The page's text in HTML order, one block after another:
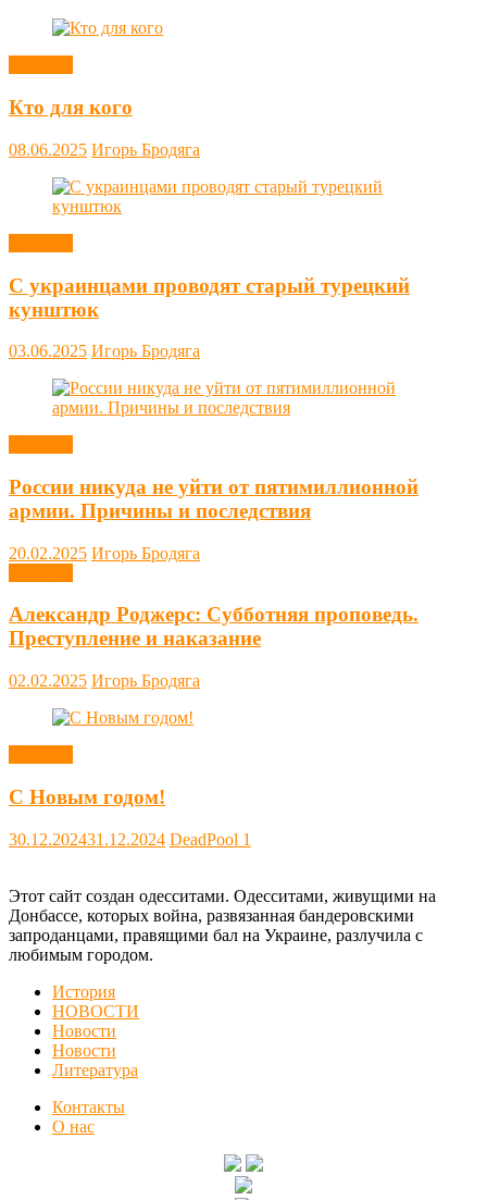
Кто для кого
08.06.2025 Игорь Бродяга
С украинцами проводят старый турецкий
кунштюк
03.06.2025 Игорь Бродяга
России никуда не уйти от пятимиллионной
армии. Причины и последствия
20.02.2025 Игорь Бродяга
Александр Роджерс: Субботняя проповедь.
Преступление и наказание
02.02.2025 Игорь Бродяга
С Новым годом!
30.12.202431.12.2024 DeadPool 1
Этот сайт создан одесситами. Одесситами, живущими на
Донбассе, которых война, развязанная бандеровскими
запроданцами, правящими бал на Украине, разлучила с
любимым городом.
История
НОВОСТИ
Новости
Новости
Литература
Контакты
О нас